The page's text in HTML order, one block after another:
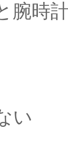
腕時
い